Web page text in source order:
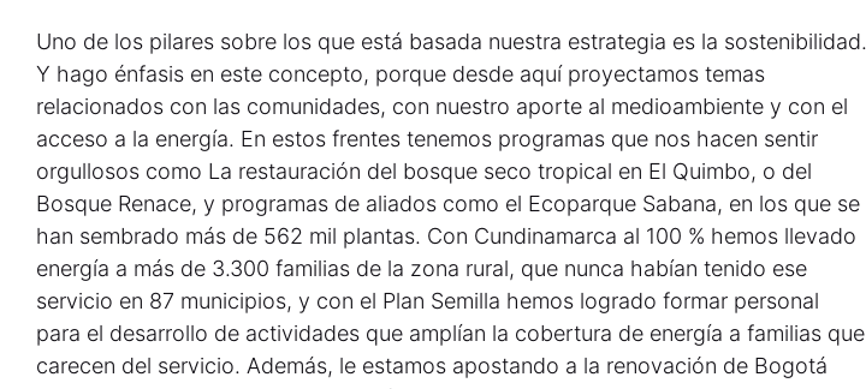
Uno de los pilares sobre los que está basada nuestra estrategia es la sostenibilidad.
Y hago énfasis en este concepto, porque desde aquí proyectamos temas
relacionados con las comunidades, con nuestro aporte al medioambiente y con el
acceso a la energía. En estos frentes tenemos programas que nos hacen sentir
orgullosos como La restauración del bosque seco tropical en El Quimbo, o del
Bosque Renace, y programas de aliados como el Ecoparque Sabana, en los que se
han sembrado más de 562 mil plantas. Con Cundinamarca al 100 % hemos llevado
energía a más de 3.300 familias de la zona rural, que nunca habían tenido ese
servicio en 87 municipios, y con el Plan Semilla hemos logrado formar personal
para el desarrollo de actividades que amplían la cobertura de energía a familias que
carecen del servicio. Además, le estamos apostando a la renovación de Bogotá